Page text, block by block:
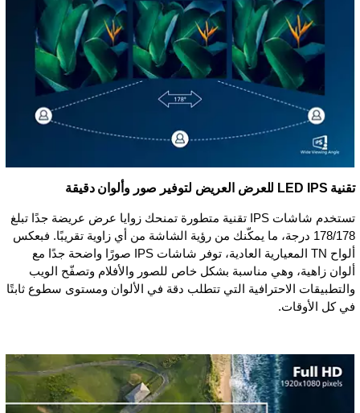
تقنية IPS ‏LED للعرض العريض لتوفير صور وألوان دقيقة
تستخدم شاشات IPS تقنية متطورة تمنحك زوايا عرض عريضة جدًا تبلغ
178/178 درجة، ما يمكّنك من رؤية الشاشة من أي زاوية تقريبًا. فبعكس
ألواح TN المعيارية العادية، توفر شاشات IPS صورًا واضحة جدًا مع
ألوان زاهية، وهي مناسبة بشكل خاص للصور والأفلام وتصفّح الويب
والتطبيقات الاحترافية التي تتطلب دقة في الألوان ومستوى سطوع ثابتًا
في كل الأوقات.